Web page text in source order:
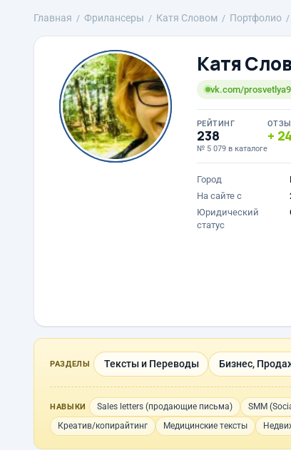
Главная Фрилансеры Катя Словом Портфолио
Катя
vk.com/
РЕЙТИНГ
238
№ 5 079 в каталоге
24
Город
На сайте с
Юридический
статус
РАЗДЕЛЫ Тексты и Переводы Бизнес,
НАВЫКИ Sales letters (продающие письма) SMM
Креатив/копирайтинг
Медицинские тексты